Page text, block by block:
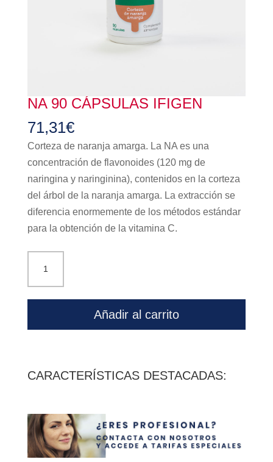
NA 90 CÁPSULAS IFIGEN
71,31€
Corteza de naranja amarga. La NA es una
concentración de flavonoides (120 mg de
naringina y naringinina), contenidos en la corteza
del árbol de la naranja amarga. La extracción se
diferencia enormemente de los métodos estándar
para la obtención de la vitamina C.
Añadir al carrito
CARACTERÍSTICAS DESTACADAS: